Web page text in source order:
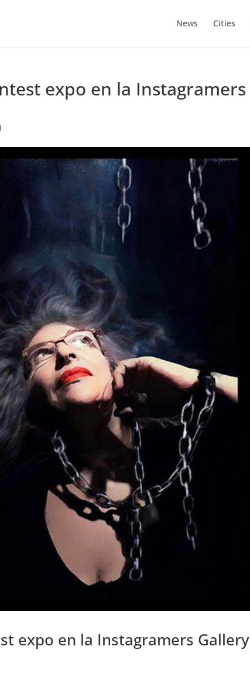
News Cities
expo en la Instagramers
expo en la Instagramers Gallery